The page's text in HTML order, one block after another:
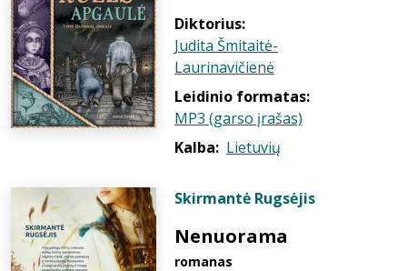
Diktorius:
Judita Šmitaitė-
Laurinavičienė
Leidinio formatas:
MP3 (garso įrašas)
Kalba: Lietuvių
Skirmantė Rugsėjis
Nenuorama
romanas